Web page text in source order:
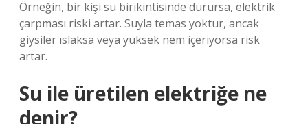
Örneğin, bir kişi su birikintisinde durursa, elektrik
çarpması riski artar. Suyla temas yoktur, ancak
giysiler ıslaksa veya yüksek nem içeriyorsa risk
artar.
Su ile üretilen elektriğe ne
denir?